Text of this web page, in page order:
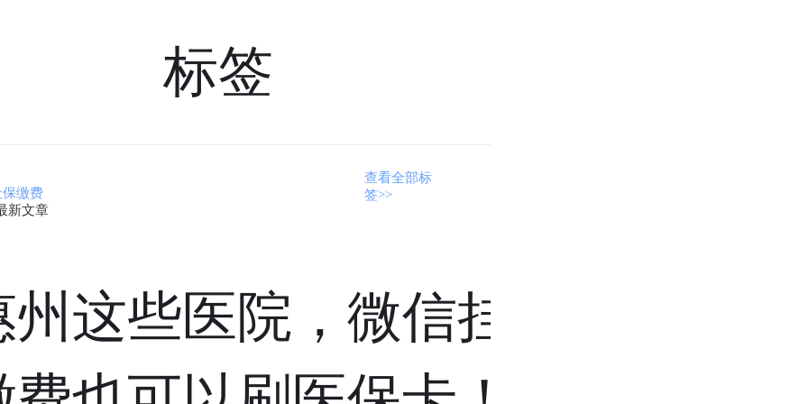
标签
缴费
新文章
查看全部标
签>>
州这些医院，微信挂号，